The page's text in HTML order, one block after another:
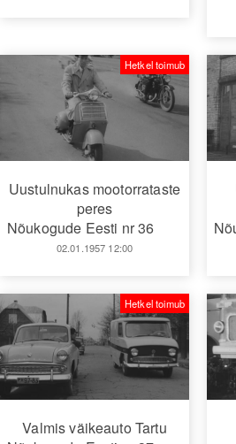
Uustulnukas mootorrataste
peres
Nõukogude Eesti nr 36
02.01.1957 12:00
Hetkel toimub
Valmis väikeauto Tartu
Hetkel toimub